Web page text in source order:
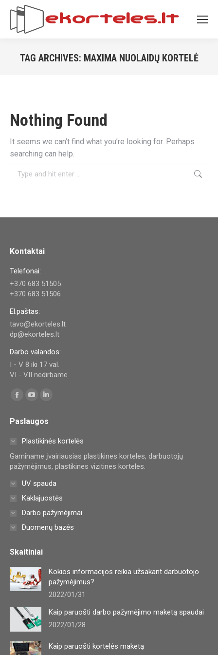
TAG ARCHIVES: MAXIMA NUOLAIDŲ KORTELĖ
Nothing Found
It seems we can’t find what you’re looking for. Perhaps
searching can help.
Search:
Kontaktai
Telefonai:
+370 683 51505
+370 683 51506
El.paštas:
tavo@ekorteles.lt
dp@ekorteles.lt
Darbo valandos:
I - V 8 iki 17 val.
VI - VII nedirbame
Find us on:
Facebook
opens
window
opens
in
window
opens
in
window
Paslaugos
Plastikinės kortelės
Gaminame įvairiausias plastikines korteles, darbuotojų
pažymėjimus, plastikines vizitines korteles.
UV spauda
Kaklajuostės
Darbo pažymėjimai
Duomenų bazės
Skaitiniai
Kokios informacijos reikia užsakant darbuotojo
pažymėjimus?
2022/01/31
Kaip paruošti darbo pažymėjimo maketą spaudai
2022/01/28
Kaip paruošti kortelės maketą